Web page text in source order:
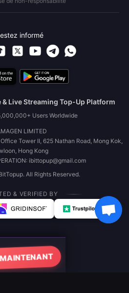
informé
& Live Streaming Top-Up Platform
Users Worldwide
LIMITED
Tower II, 625 Nathan Road, Mong Kok,
Hong Kong
ibittopup@gmail.com
All Rights Reserved.
& VERIFIED BY